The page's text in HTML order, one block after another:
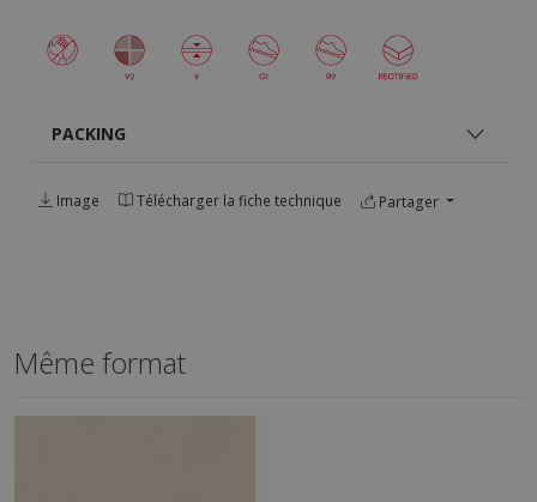
PACKING
Image Télécharger la fiche technique Partager
Même format